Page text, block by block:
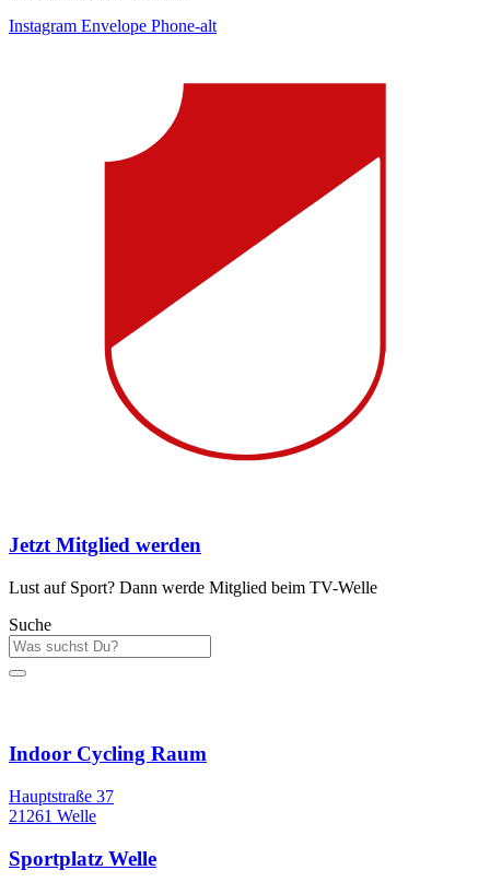
Instagram Envelope Phone-alt
Jetzt Mitglied werden
Lust auf Sport? Dann werde Mitglied beim TV-Welle
Suche
Indoor Cycling Raum
Hauptstraße 37
21261 Welle
Sportplatz Welle